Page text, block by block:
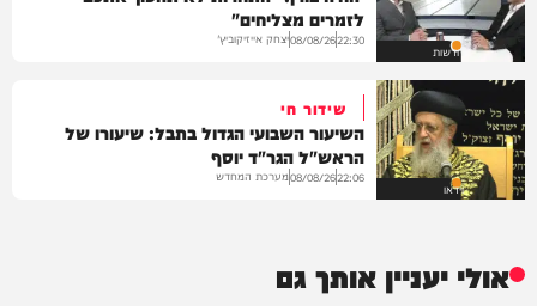
חדשות
לזמרים מצליחים"
22:30
08/08/26יצחק אייזיקוביץ'
וידאו
שידור חי
השיעור השבועי הגדול בתבל: שיעורו של
הראש"ל הגר"ד יוסף
22:06
08/08/26מערכת המחדש
אולי יעניין אותך גם